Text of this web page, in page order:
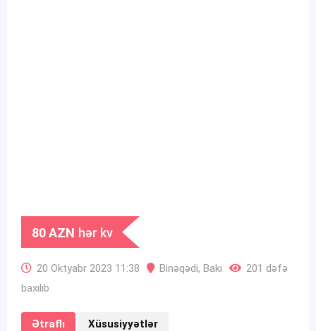
80AZN hər kv
20 Oktyabr 2023 11:38 Binəqədi, Bakı
201 dəfə
baxılıb
Ətraflı Xüsusiyyətlər